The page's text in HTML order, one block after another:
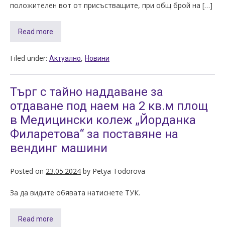
положителен вот от присъстващите, при общ брой на […]
Read more
Filed under: Актуално, Новини
Търг с тайно наддаване за
отдаване под наем на 2 кв.м площ
в Медицински колеж „Йорданка
Филаретова“ за поставяне на
вендинг машини
Posted on 23.05.2024 by Petya Todorova
За да видите обявата натиснете ТУК.
Read more